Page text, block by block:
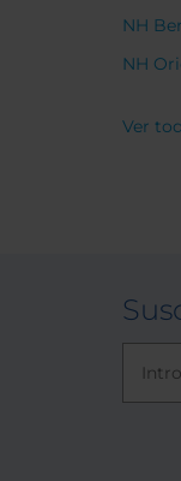
NH
NH
Ver